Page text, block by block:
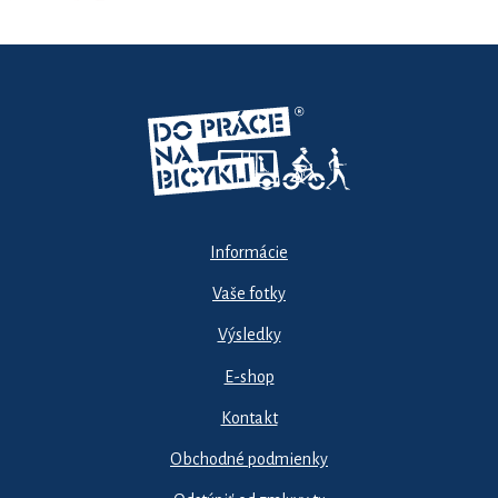
Informácie
Vaše fotky
Výsledky
E-shop
Kontakt
Obchodné podmienky